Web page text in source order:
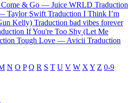
Come & Go — Juice WRLD Traduction
Taylor Swift Traduction I Think I’m
Kelly) Traduction bad vibes forever
If You're Too Shy (Let Me
Tough Love — Avicii Traduction
N O P Q R S T U V W X Y Z 0-9